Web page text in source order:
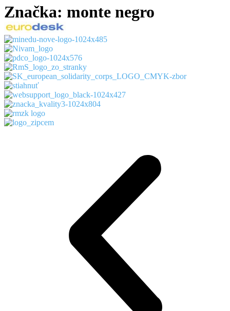
Značka: monte negro